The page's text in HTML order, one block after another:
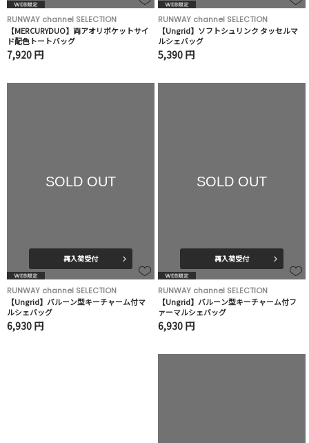
RUNWAY channel SELECTION
【MERCURYDUO】両アオリポケットサイ
ド配色トートバッグ
7,920 円
RUNWAY channel SELECTION
【Ungrid】ソフトシュリンク タッセルマ
ルシェバッグ
5,390 円
SOLD OUT
再入荷受付
RUNWAY channel SELECTION
【Ungrid】バルーン型キーチャーム付マ
ルシェバッグ
6,930 円
SOLD OUT
再入荷受付
RUNWAY channel SELECTION
【Ungrid】バルーン型キーチャーム付フ
ァーマルシェバッグ
6,930 円